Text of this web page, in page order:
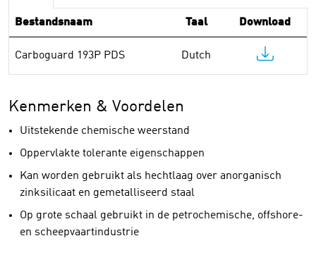
Bestandsnaam Taal Download
Carboguard 193P PDS Dutch
Kenmerken & Voordelen
Uitstekende chemische weerstand
Oppervlakte tolerante eigenschappen
Kan worden gebruikt als hechtlaag over anorganisch
zinksilicaat en gemetalliseerd staal
Op grote schaal gebruikt in de petrochemische, offshore-
en scheepvaartindustrie